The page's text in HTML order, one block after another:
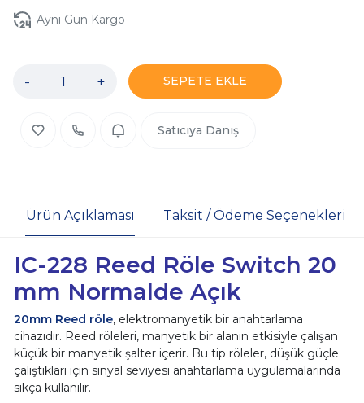
Aynı Gün Kargo
- + SEPETE EKLE
Satıcıya Danış
Ürün Açıklaması Taksit / Ödeme Seçenekleri
IC-228 Reed Röle Switch 20
mm Normalde Açık
20mm Reed röle, elektromanyetik bir anahtarlama
cihazıdır. Reed röleleri, manyetik bir alanın etkisiyle çalışan
küçük bir manyetik şalter içerir. Bu tip röleler, düşük güçle
çalıştıkları için sinyal seviyesi anahtarlama uygulamalarında
sıkça kullanılır.